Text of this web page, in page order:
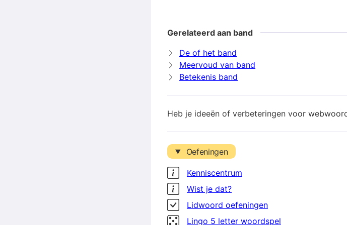
Gerelateerd aan band
De of het band
Meervoud van band
Betekenis band
Heb je ideeën of verbeteringen voor
Oefeningen
Kenniscentrum
Wist je dat?
Lidwoord oefeningen
Lingo 5 letter woordspel